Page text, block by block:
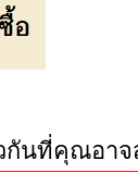
กันที่คุณอาจ